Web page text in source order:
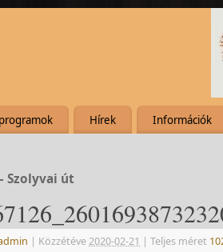
Hírek Információk
Szolyvai út
| Közzétéve2020-02-21 | Teljes méret